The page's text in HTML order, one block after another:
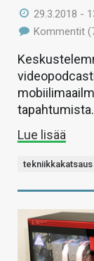
29.3.2018 -
Kommentit
tapahtumista.
Lue lisää
tekniikkakatsaus